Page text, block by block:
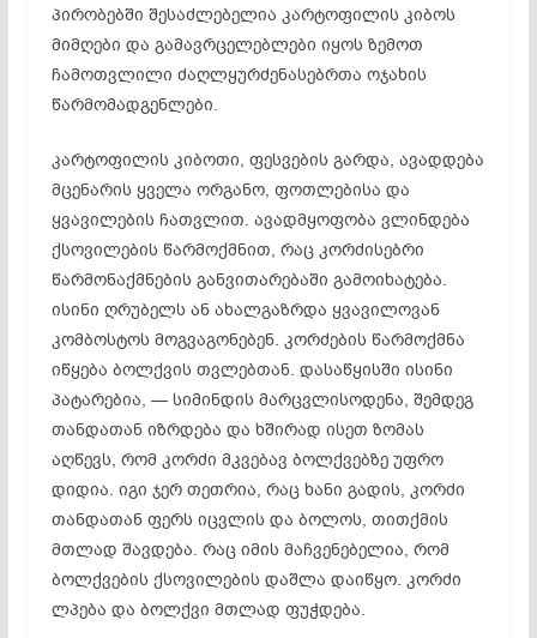
პირობებში შესაძლებელია კარტოფილის კიბოს
მიმღები და გამავრცელებლები იყოს ზემოთ
ჩამოთვლილი ძაღლყურძენასებრთა ოჯახის
წარმომადგენლები.
კარტოფილის კიბოთი, ფესვების გარდა, ავადდება
მცენარის ყველა ორგანო, ფოთლებისა და
ყვავილების ჩათვლით. ავადმყოფობა ვლინდება
ქსოვილების წარმოქმნით, რაც კორძისებრი
წარმონაქმნების განვითარებაში გამოიხატება.
ისინი ღრუბელს ან ახალგაზრდა ყვავილოვან
კომბოსტოს მოგვაგონებენ. კორძების წარმოქმნა
იწყება ბოლქვის თვლებთან. დასაწყისში ისინი
პატარებია, — სიმინდის მარცვლისოდენა, შემდეგ
თანდათან იზრდება და ხშირად ისეთ ზომას
აღწევს, რომ კორძი მკვებავ ბოლქვებზე უფრო
დიდია. იგი ჯერ თეთრია, რაც ხანი გადის, კორძი
თანდათან ფერს იცვლის და ბოლოს, თითქმის
მთლად შავდება. რაც იმის მაჩვენებელია, რომ
ბოლქვების ქსოვილების დაშლა დაიწყო. კორძი
ლპება და ბოლქვი მთლად ფუჭდება.